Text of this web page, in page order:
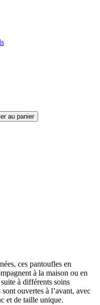
au panier
ces pantoufles en
à la maison ou en
à différents soins
ouvertes à l’avant, avec
et de taille unique.